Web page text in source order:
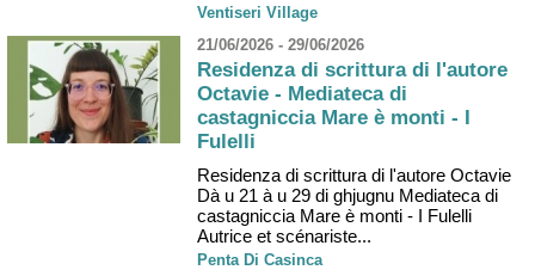
Ventiseri Village
21/06/2026 - 29/06/2026
Residenza di scrittura di l'autore
Octavie - Mediateca di
castagniccia Mare è monti - I
Fulelli
Residenza di scrittura di l'autore Octavie
Dà u 21 à u 29 di ghjugnu Mediateca di
castagniccia Mare è monti - I Fulelli
Autrice et scénariste...
Penta Di Casinca